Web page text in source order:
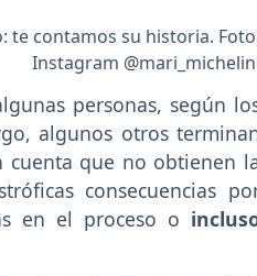
te contamos su historia.
Instagram
personas, según
algunos otros
cuenta que no obtienen
consecuencias
en el proceso o